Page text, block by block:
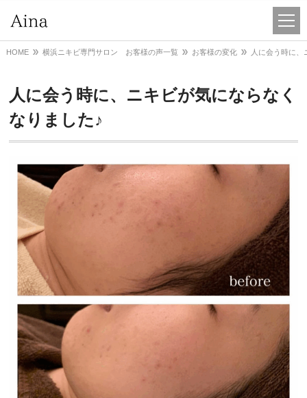
HOME 横浜ニキビ専門サロン お客様の声一覧 お客様の変化 人に会う時に
人に会う時に、ニキビが気にならなく
なりました♪